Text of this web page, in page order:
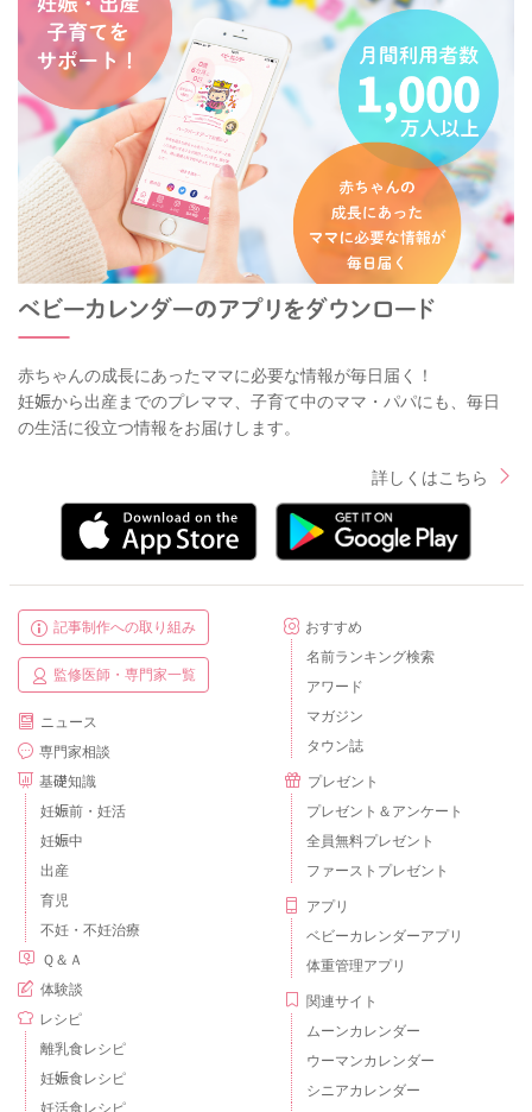
赤ちゃんの成長にあったママに必要な情報が毎日届く！
妊娠から出産までのプレママ、子育て中のママ・パパにも、毎日
の生活に役立つ情報をお届けします。
詳しくはこちら
記事制作への取り組み
監修医師・専門家一覧
ニュース
専門家相談
基礎知識
妊娠前・妊活
妊娠中
出産
育児
不妊・不妊治療
Ｑ＆Ａ
体験談
レシピ
離乳食レシピ
妊娠食レシピ
おすすめ
名前ランキング検索
アワード
マガジン
タウン誌
プレゼント
プレゼント＆アンケート
全員無料プレゼント
ファーストプレゼント
アプリ
ベビーカレンダーアプリ
体重管理アプリ
関連サイト
ムーンカレンダー
ウーマンカレンダー
シニアカレンダー